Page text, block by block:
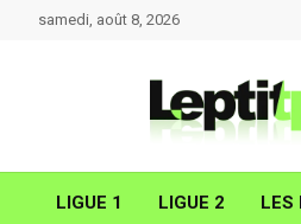
samedi, août 8, 2026
LIGUE 1 LIGUE 2 LES